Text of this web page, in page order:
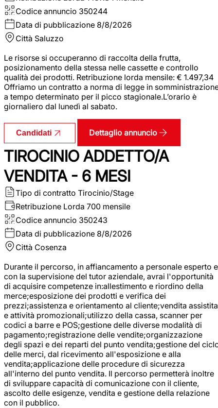
Codice annuncio 350244
Data di pubblicazione 8/8/2026
Città Saluzzo
Le risorse si occuperanno di raccolta della frutta,
posizionamento della stessa nelle cassette e controllo
qualità dei prodotti. Retribuzione lorda mensile: € 1.497,34
Offriamo un contratto a norma di legge in
a tempo determinato per il picco stagionale.L’orario è
giornaliero dal lunedì al sabato.
Candidati Dettaglio annuncio
TIROCINIO ADDETTO/A
VENDITA - 6 MESI
Tipo di contratto Tirocinio/Stage
Retribuzione Lorda 700 mensile
Codice annuncio 350243
Data di pubblicazione 8/8/2026
Città Cosenza
Durante il percorso, in affiancamento a personale esperto e
con la supervisione del tutor aziendale, avrai l'opportunità
di acquisire competenze in:allestimento e riordino della
merce;esposizione dei prodotti e verifica dei
prezzi;assistenza e orientamento al cliente;vendita assistita
e attività promozionali;utilizzo della cassa, scanner per
codici a barre e POS;gestione delle diverse modalità di
pagamento;registrazione delle vendite;organizzazione
degli spazi e dei reparti del punto vendita;gestione del
delle merci, dal ricevimento all'esposizione e alla
vendita;applicazione delle procedure di sicurezza
all'interno del punto vendita. Il percorso permetterà inoltre
di sviluppare capacità di comunicazione con il cliente,
ascolto delle esigenze, vendita e gestione della relazione
con il pubblico.